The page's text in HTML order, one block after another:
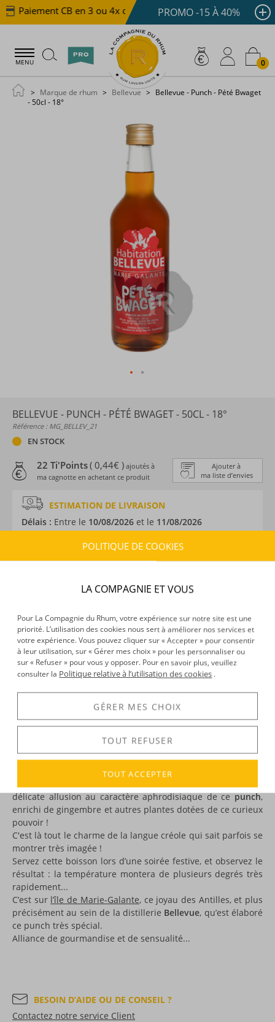
Paiement CB en 3 ou 4x dès 100 € Livraison offerte
PROMO -15 À 40%
MENU 0
Marque de rhum Bellevue
Bellevue - Punch - Pété Bwaget
- 50cl - 18°
BELLEVUE - PUNCH - PÉTÉ BWAGET - 50CL - 18°
Référence : MG_BELLEV_21
EN STOCK
Ajouter à
ma liste d’envies
22 Ti'Points( 0,44€ ) ajoutés à
ma cagnotte en achetant ce produit
ESTIMATION DE LIVRAISON
Délais : Entre le 10/08/2026 et le 11/08/2026
Volume :50CL
Degré :18°
Voir tous les produits : Bellevue
DESCRIPTION
délicate allusion au caractère aphrodisiaque de cepunch,
enrichi de gingembre et autres plantes dotées de ce curieux
pouvoir !
C'est là tout le charme de la langue créole qui sait parfois se
montrer très imagée !
Servez cette boisson lors d’une soirée festive, et observez le
résultat : la température montera de plusieurs degrés très
rapidement...
C’est sur l’île de Marie-Galante, ce joyau des Antilles, et plus
précisément au sein de la distillerie Bellevue, qu’est élaboré
ce punch très spécial.
Alliance de gourmandise et de sensualité...
BESOIN D’AIDE OU DE CONSEIL ?
Contactez notre service Client
POLITIQUE DE COOKIES
LA COMPAGNIE ET VOUS
Pour La Compagnie du Rhum, votre expérience sur notre site est une
priorité. L’utilisation des cookies nous sert à améliorer nos services et
votre expérience. Vous pouvez cliquer sur « Accepter » pour consentir
à leur utilisation, sur « Gérer mes choix » pour les personnaliser ou
sur « Refuser » pour vous y opposer. Pour en savoir plus, veuillez
consulter la Politique relative à l’utilisation des cookies .
GÉRER MES CHOIX
TOUT REFUSER
TOUT ACCEPTER